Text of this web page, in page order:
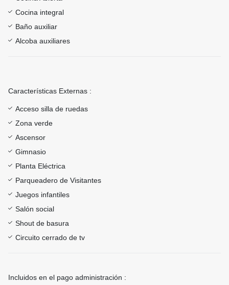
Cocina integral
Baño auxiliar
Alcoba auxiliares
Características Externas :
Acceso silla de ruedas
Zona verde
Ascensor
Gimnasio
Planta Eléctrica
Parqueadero de Visitantes
Juegos infantiles
Salón social
Shout de basura
Circuito cerrado de tv
Incluidos en el pago administración :